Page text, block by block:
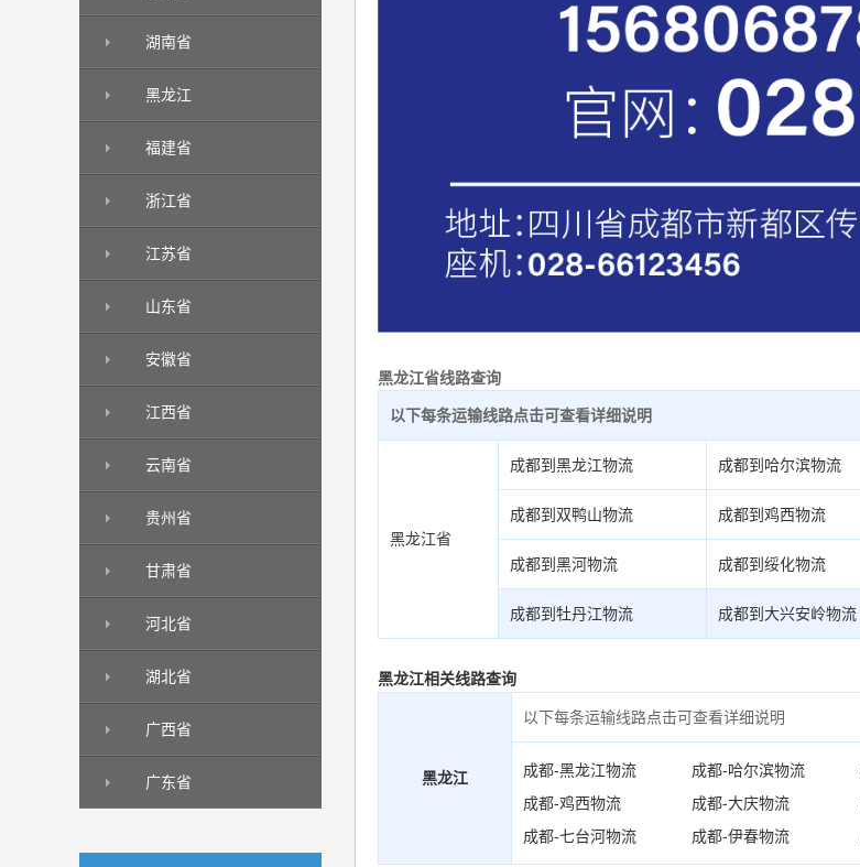
湖南省
黑龙江
福建省
浙江省
江苏省
山东省
安徽省
江西省
云南省
贵州省
甘肃省
河北省
湖北省
广西省
广东省
黑龙江省线路查询
以下每条运输线路点击可查看详细说明
黑龙江省
成都到黑龙江物流 成都到哈尔滨物流
成都到双鸭山物流 成都到鸡西物流
成都到黑河物流 成都到绥化物流
成都到牡丹江物流 成都到大兴安岭物流
黑龙江相关线路查询
黑龙江
以下每条运输线路点击可查看详细说明
成都-黑龙江物流 成都-哈尔滨物流
成都-鸡西物流
成都-大庆物流
成都-七台河物流
成都-伊春物流